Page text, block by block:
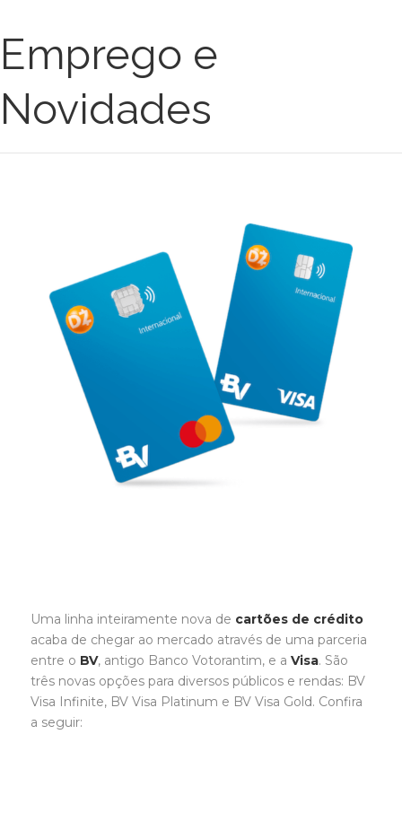
Emprego e
Novidades
Uma linha inteiramente nova de cartões de crédito
acaba de chegar ao mercado através de uma parceria
entre o BV, antigo Banco Votorantim, e a Visa. São
três novas opções para diversos públicos e rendas: BV
Visa Infinite, BV Visa Platinum e BV Visa Gold. Confira
a seguir: